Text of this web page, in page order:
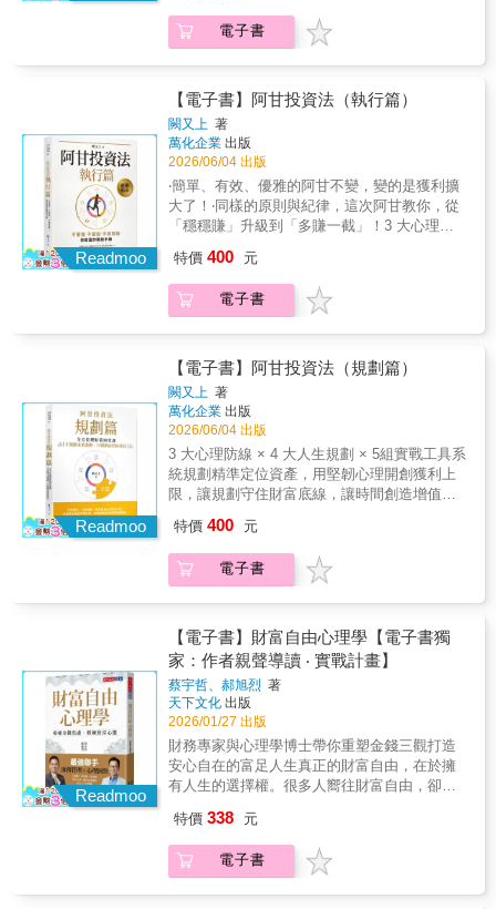
而是「普通人都能學會」的致富紀律。這不是
巴菲特、索羅斯的大師傳奇，而是順勢交易者
文．布魯斯，把5,000美元本金滾成上億身家
「期貨交易之王」大衛．哈定，維持超過20年
每年報酬率逾20 ％ 的神話 「刀鋒上的舞者」
保羅．穆瓦尼，運用風控模型將金融危機轉化
為獲利盛宴 這些既沒有富爸爸、也沒有大眾
知名度的當代頂尖操盤手，都是憑藉著一套
「順勢交易」策略，博得萬貫財富。 本書作
者卡威爾為趨勢交易大師，也是海龜交易員網
站（TurtleTrader.com®）創辦人，他親自走訪
才，歸納出他們點「勢」成金的順勢交易策略
——遵循80/20法則，在盤整期承受80%的小額
停損，卻在20%大趨勢成形時緊抓持續創造報
酬的標的，締造出遠超過大盤的絕對報酬。順
勢交易不是天才的專利，而是「普通人也能學
會」的機械式紀律 許多人認為，想要賺到超
額報酬，必須擁有高深的技術背景，或是像巴
菲特、索羅斯那樣的投資天賦，但這本書將徹
底打破你的迷思。卡威爾歸納出順勢交易者的
核心特色，就是將複雜的金融市場，簡化為最
純粹的「市場數據」與「價格趨勢」。 真正
的順勢交易者，只遵循三條永不過時的鋼鐵法
則：1. 80%小賠出場：決定錯誤，立刻接受事
實並機械式停損，對虧損部位絕不戀棧2. 多空
都能雙贏：趨勢往上買強、往下就做空；不論
照數據買賣想要賺到超額獲利，你只需要理解
一個變數，那就是「市場趨勢」 本書以生動
的故事形式，帶領你透過頂尖操盤手的眼睛看
市場，並揭露成功交易者偏好市場波動的特性
——唯有緊盯正確的買賣時機，制定嚴格的風
險管理系統，將人性的弱點隱藏在交易紀律之
下，才能贏得超額報酬。 了解順勢交易的精
髓，幫助你在多變的金融世界中，從容跑贏大
盤、穩健致富！國內好評推薦──（按首字筆畫
排列）余鎮文｜前JPMorgan 執行董事、《曼
股市阿水｜布林通道財經部落客施雅棠｜「美
股夢想家」創辦人黃大塚｜交易實戰家、「黃
大塚投資日記」粉絲團版主黃豐凱｜今周學堂
電子書
Readmoo
【電子書】阿甘投資法（執行篇）
闕又上 著
萬化企業 出版
2026/06/04 出版
‧簡單、有效、優雅的阿甘不變，變的是獲利擴
大了！‧同樣的原則與紀律，這次阿甘教你，從
「穩穩賺」升級到「多賺一截」！3 大心理防
準定位資產，用堅韌心理開創獲利上限，讓規
劃守住財富底線，讓時間創造增值空間！同樣
存股 20 年，為何有人只是「小賺」，有人卻能
但大跌 50％時心臟快停了怎麼辦？‧ 進攻型
QQQ 可取代穩健的標普 500 嗎？‧ 景氣燈號
「一直亮紅燈」怎麼辦？如何應對才不會錯失
甜美行情？‧ 預見未來 20 年，下一個像「20 年
前台灣」的國家級金礦在哪裡？「在同樣的時
光裡，有人只是路過，有人卻跑出了一座金
山。」這不只是《阿甘投資法》的改版，而是
闕又上老師淬煉 40 年實戰精華，為投資小白量
身打造的「獲利升級計畫」。阿甘依舊守住那
你如何精準啟動「超額引擎」。本書帶領你在
波動中看見金礦，在恐慌中守住航向，讓時間
與規律為你創造出最優雅的增值空間。★ 1 份
「大智若愚」的威力理財不該是苦差事，而是
一場優雅的實證。我們回歸阿甘精神：不選
股、不盯盤、不挑買點，透過「每年 10 分鐘」
的紀律，讓薪水自動變活錢。在動盪的年代，
這套看似最慢的方法，依然是抵達財務自由的
最短路徑。★ 2腦的深度激盪：當「華爾街智
慧」遇上「AI 算力」投資問 AI 就能變有錢
嗎？本書首度公開闕又上老師與 AI 的靈魂拷問
將冰冷的邏輯轉化為具備溫度的獲利智慧。這
不只是指令交鋒，更是一場關於「人腦眼界」
如何駕馭「機器算力」的巔峰對決。★ 3 項數
據實證：用歷史證據解開「超額報酬」的真相
特價 400 元
電子書
Readmoo
【電子書】阿甘投資法（規劃篇）
闕又上 著
萬化企業 出版
2026/06/04 出版
3 大心理防線 × 4 大人生規劃 × 5組實戰工具系
統規劃精準定位資產，用堅韌心理開創獲利上
限，讓規劃守住財富底線，讓時間創造增值空
一場人格的馬拉松。」‧在大盤重挫50％的崩盤
時刻，你該憑什麼「定心丸」確保自己不被砍
在最低點？‧為什麼學了一堆課，卻依然在
道」，能讓你優雅奔向財務自由？‧面對「上有
老、下有小」的重擔，如何透過系統性財務規
劃，在變動中守住資產？‧除了選股，你是否擁
有一套在波動中依然能安然入睡的「防禦系
統」？看清那些藏在金融機制底層的規律，如
何讓一個「簡單」的阿甘，最終跑贏了整條街
道的聰明人。闕又上老師以40年豐厚的財務規
劃和理財管理經驗，指出股海滅頂的真相：多
數人迷信殺進殺出的套利技巧，不理解金融機
制底層邏輯的結果，註定成為大盤崩落時的輸
解構獲利真相，更是你面對市場黑天鵝時的一
帖保命符。這不只是一本書，是一套為你的人
生量身打造的「財務防禦系統」。這套「 3 × 4
特價 400 元
電子書
Readmoo
【電子書】財富自由心理學【電子書獨
家：作者親聲導讀 ‧ 實戰計畫】
蔡宇哲、郝旭烈 著
天下文化 出版
2026/01/27 出版
財務專家與心理學博士帶你重塑金錢三觀打造
安心自在的富足人生真正的財富自由，在於擁
有人生的選擇權。很多人嚮往財富自由，卻不
解決現實難題、抵禦生活壓力，但愈有錢，並
不代表愈自由。除了帳戶裡的數字，注意力、
時間、健康與人際關係，同樣是構成富足人生
特價 338 元
電子書